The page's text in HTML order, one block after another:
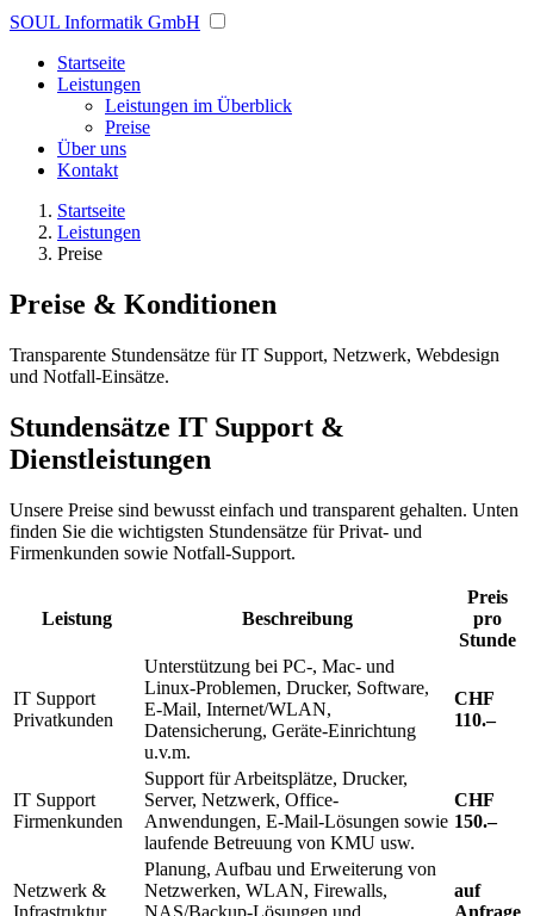
SOUL Informatik GmbH
Startseite
Leistungen
Leistungen im Überblick
Preise
Über uns
Kontakt
Startseite
Leistungen
Preise
Preise & Konditionen
Transparente Stundensätze für IT Support, Netzwerk, Webdesign
und Notfall-Einsätze.
Stundensätze IT Support &
Dienstleistungen
Unsere Preise sind bewusst einfach und transparent gehalten. Unten
finden Sie die wichtigsten Stundensätze für Privat- und
Firmenkunden sowie Notfall-Support.
Leistung Beschreibung
Preis
pro
Stunde
IT Support
Privatkunden
Unterstützung bei PC-, Mac- und
Linux-Problemen, Drucker, Software,
E-Mail, Internet/WLAN,
Datensicherung, Geräte-Einrichtung
u.v.m.
CHF
110.–
IT Support
Firmenkunden
Support für Arbeitsplätze, Drucker,
Server, Netzwerk, Office-
Anwendungen, E-Mail-Lösungen sowie
laufende Betreuung von KMU usw.
CHF
150.–
Netzwerk &
Infrastruktur
Planung, Aufbau und Erweiterung von
Netzwerken, WLAN, Firewalls,
NAS/Backup-Lösungen und
auf
Anfrage